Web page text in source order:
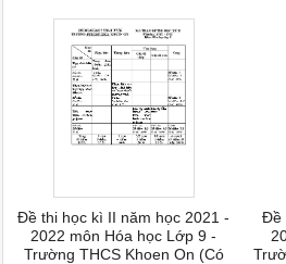
Đề thi học kì II năm học 2021 -
2022 môn Hóa học Lớp 9 -
Trường THCS Khoen On (Có
Đề